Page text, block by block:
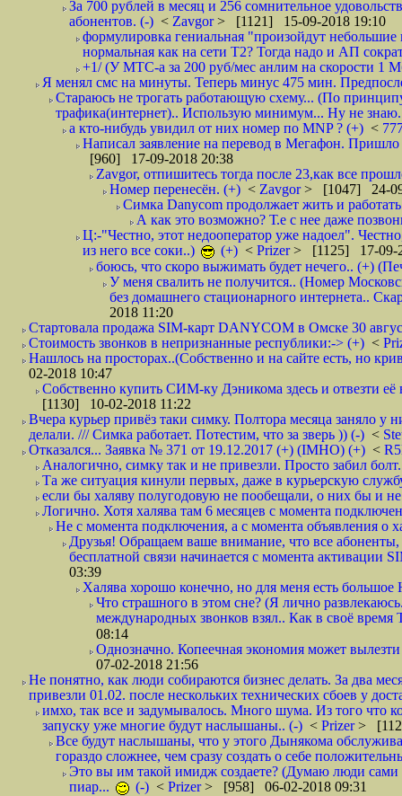
За 700 рублей в месяц и 256 сомнительное
абонентов. (-) < Zavgor> [1121] 15-09-2018 19:10
формулировка гениальная "произойдут небольшие
нормальная как на сети Т2? Тогда надо и АП
+1/ (У МТС-а за 200 руб/мес анлим на скорости 1
Я менял смс на минуты. Теперь минус 475 мин.
Стараюсь не трогать работающую схему... (По
трафика(интернет).. Использую минимум... Ну не
а кто-нибудь увидил от них номер по MNP ? (+) <
Написал заявление на перевод в Мегафон.
[960] 17-09-2018 20:38
Zavgor, отпишитесь тогда после 23,как все
Номер перенесён. (+) < Zavgor> [1047] 24-
Симка Danycom продолжает жить и
А как это возможно? Т.е с нее даже
Ц:-"Честно, этот недооператор уже надоел".
из него все соки..)
(+) < Prizer> [1125] 17-09-
боюсь, что скоро выжимать будет нечего.. (+)
У меня свалить не получится.. (Номер
без домашнего стационарного интернета..
2018 11:20
Стартовала продажа SIM-карт DANYCOM в Омске 30
Стоимость звонков в непризнанные республики:-> (+) <
Нашлось на просторах..(Собственно и на сайте есть, но
02-2018 10:47
Собственно купить СИМ-ку Дэникома здесь и отвезти
[1130] 10-02-2018 11:22
Вчера курьер привёз таки симку. Полтора месяца заняло
делали. /// Симка работает. Потестим, что за зверь )) (-) <
Отказался... Заявка № 371 от 19.12.2017 (+) (IMHO) (+) <
Аналогично, симку так и не привезли. Просто забил
Та же ситуация кинули первых, даже в курьерскую
если бы халяву полугодовую не пообещали, о них бы и
Логично. Хотя халява там 6 месяцев с момента
Не с момента подключения, а с момента объявления о
Друзья! Обращаем ваше внимание, что все
бесплатной связи начинается с момента
03:39
Халява хорошо конечно, но для меня есть
Что страшного в этом сне? (Я лично
международных звонков взял.. Как в своё
08:14
Однозначно. Копеечная экономия может
07-02-2018 21:56
Не понятно, как люди собираются бизнес делать. За два
привезли 01.02. после нескольких технических сбоев у
имхо, так все и задумывалось. Много шума. Из того что
запуску уже многие будут наслышаны.. (-) < Prizer>
Все будут наслышаны, что у этого Дынякома
гораздо сложнее, чем сразу создать о себе
Это вы им такой имидж создаете? (Думаю люди сами
пиар...
(-) < Prizer> [958] 06-02-2018 09:31